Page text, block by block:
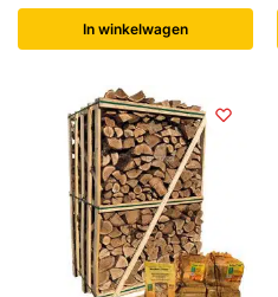
In winkelwagen